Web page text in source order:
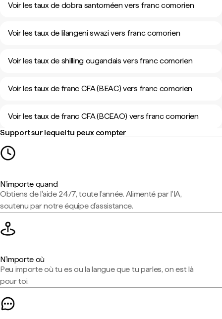
Voir les taux de dobra santoméen vers franc comorien
Voir les taux de lilangeni swazi vers franc comorien
Voir les taux de shilling ougandais vers franc comorien
Voir les taux de franc CFA (BEAC) vers franc comorien
Voir les taux de franc CFA (BCEAO) vers franc comorien
Support sur lequel tu peux compter
N'importe quand
Obtiens de l'aide 24/7, toute l'année. Alimenté par l'IA,
soutenu par notre équipe d'assistance.
N'importe où
Peu importe où tu es ou la langue que tu parles, on est là
pour toi.